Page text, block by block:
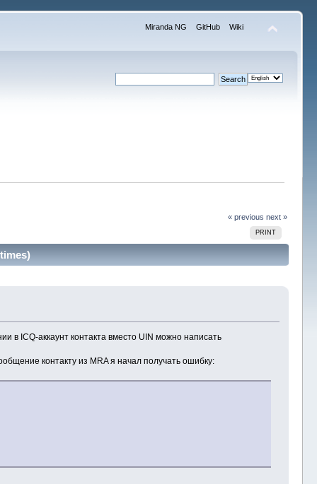
Miranda NG GitHub Wiki
« previous next »
PRINT
в ICQ-аккаунт контакта вместо UIN можно написать
контакту из MRA я начал получать ошибку: